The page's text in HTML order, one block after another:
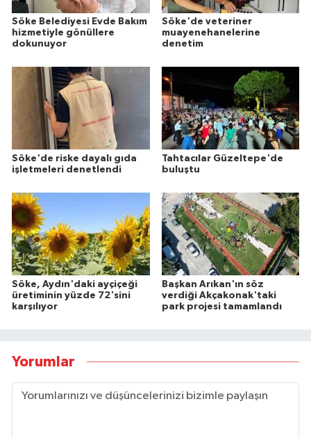
Söke Belediyesi Evde Bakım
hizmetiyle gönüllere
dokunuyor
Söke'de veteriner
muayenehanelerine
denetim
Söke'de riske dayalı gıda
işletmeleri denetlendi
Tahtacılar Güzeltepe'de
buluştu
Söke, Aydın'daki ayçiçeği
üretiminin yüzde 72'sini
karşılıyor
Başkan Arıkan'ın söz
verdiği Akçakonak'taki
park projesi tamamlandı
Yorumlar